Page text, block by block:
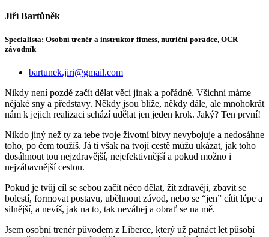
Jiří Bartůněk
Specialista: Osobní trenér a instruktor fitness, nutriční poradce, OCR
závodník
bartunek.jiri@gmail.com
Nikdy není pozdě začít dělat věci jinak a pořádně. Všichni máme
nějaké sny a představy. Někdy jsou blíže, někdy dále, ale mnohokrát
nám k jejich realizaci schází udělat jen jeden krok. Jaký? Ten první!
Nikdo jiný než ty za tebe tvoje životní bitvy nevybojuje a nedosáhne
toho, po čem toužíš. Já ti však na tvojí cestě můžu ukázat, jak toho
dosáhnout tou nejzdravější, nejefektivnější a pokud možno i
nejzábavnější cestou.
Pokud je tvůj cíl se sebou začít něco dělat, žít zdravěji, zbavit se
bolestí, formovat postavu, uběhnout závod, nebo se “jen” cítit lépe a
silnější, a nevíš, jak na to, tak neváhej a obrať se na mě.
Jsem osobní trenér původem z Liberce, který už patnáct let působí